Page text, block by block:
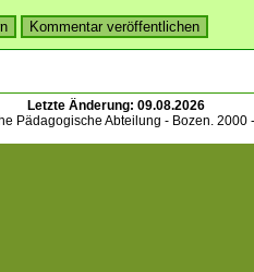
Letzte Änderung: 09.08.2026
Pädagogische Abteilung - Bozen. 2000